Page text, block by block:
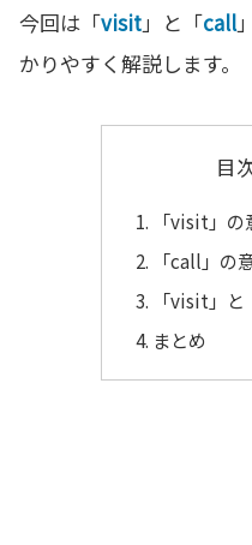
今回は「visit」と「call
かりやすく解説します。
目
「visit」
「call」の
「visit」
まとめ